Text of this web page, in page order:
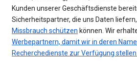
Kunden unserer Geschäftsdienste
Sicherheitspartner, die uns Daten
Missbrauch schützen können. Wir
Werbepartnern, damit wir in deren
Recherchedienste zur Verfügung